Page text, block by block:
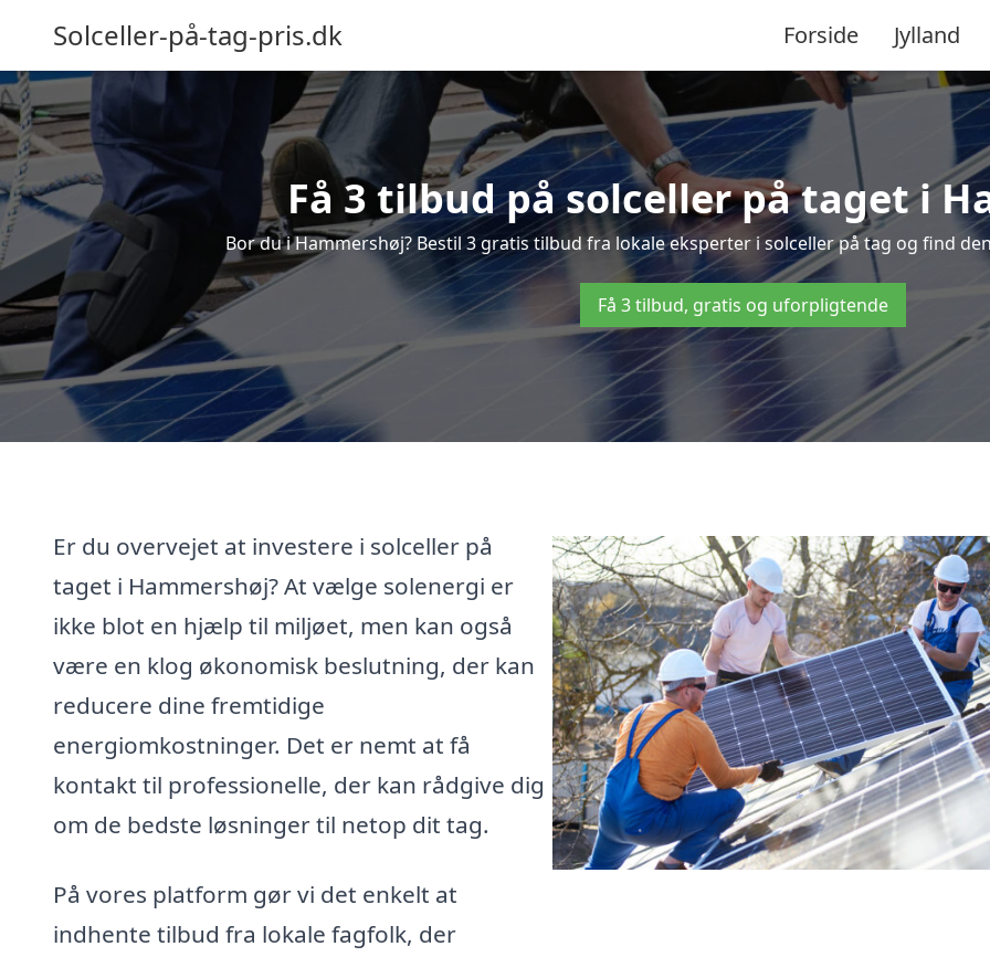
Solceller-på-tag-pris.dk Forside Jylland
Få 3 tilbud på solceller på taget i
Bor du i Hammershøj? Bestil 3 gratis tilbud fra lokale eksperter i solceller på tag og find
Få 3 tilbud, gratis og uforpligtende
Er du overvejet at investere i solceller på
taget i Hammershøj? At vælge solenergi er
ikke blot en hjælp til miljøet, men kan også
være en klog økonomisk beslutning, der kan
reducere dine fremtidige
energiomkostninger. Det er nemt at få
kontakt til professionelle, der kan rådgive dig
om de bedste løsninger til netop dit tag.
På vores platform gør vi det enkelt at
indhente tilbud fra lokale fagfolk, der